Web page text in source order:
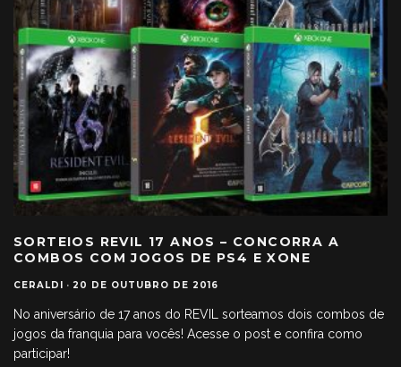
SORTEIOS REVIL 17 ANOS – CONCORRA A
COMBOS COM JOGOS DE PS4 E XONE
CERALDI · 20 DE OUTUBRO DE 2016
No aniversário de 17 anos do REVIL sorteamos dois combos de
jogos da franquia para vocês! Acesse o post e confira como
participar!